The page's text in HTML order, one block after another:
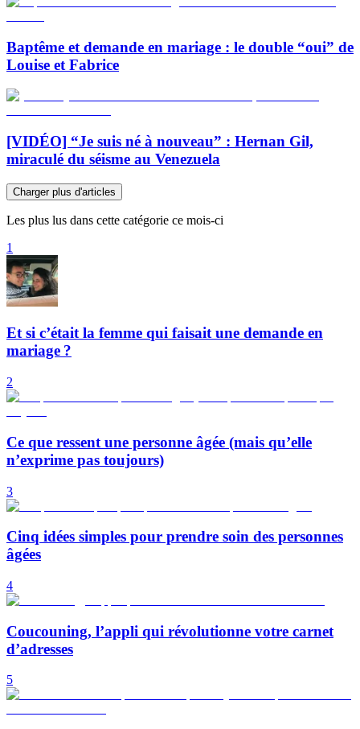
Baptême et demande en mariage : le double “oui” de
Louise et Fabrice
[VIDÉO] “Je suis né à nouveau” : Hernan Gil,
miraculé du séisme au Venezuela
Charger plus d'articles
Les plus lus dans cette catégorie ce mois-ci
1
Et si c’était la femme qui faisait une demande en
mariage ?
2
Ce que ressent une personne âgée (mais qu’elle
n’exprime pas toujours)
3
Cinq idées simples pour prendre soin des personnes
âgées
4
Coucouning, l’appli qui révolutionne votre carnet
d’adresses
5